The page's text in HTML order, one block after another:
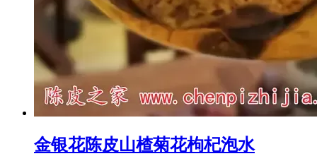
金银花陈皮山楂菊花枸杞泡水